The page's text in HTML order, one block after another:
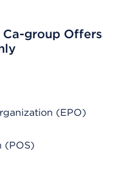
group Offers
(EPO)
(POS)